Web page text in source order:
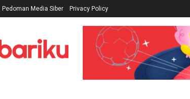
Pedoman Media Siber Privacy Policy